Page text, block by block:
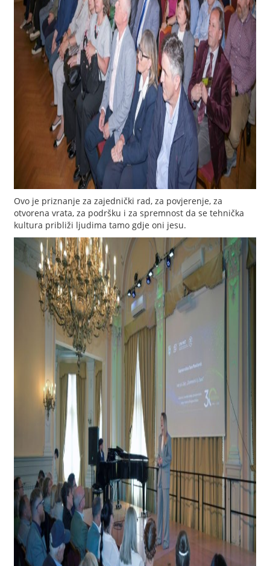
Ovo je priznanje za zajednički rad, za povjerenje, za
otvorena vrata, za podršku i za spremnost da se tehnička
kultura približi ljudima tamo gdje oni jesu.